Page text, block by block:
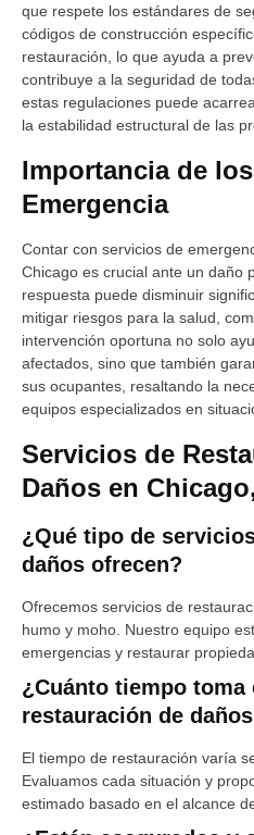
que respete los estándares de
códigos de construcción
restauración, lo que ayuda a
contribuye a la seguridad de
estas regulaciones puede
la estabilidad estructural de las
Importancia de
Emergencia
Contar con servicios de
Chicago es crucial ante un daño
respuesta puede disminuir
mitigar riesgos para la salud,
intervención oportuna no solo
afectados, sino que también
sus ocupantes, resaltando la
equipos especializados en
Servicios de
Daños en
¿Qué tipo de
daños ofrecen?
Ofrecemos servicios de
humo y moho. Nuestro equipo
emergencias y restaurar
¿Cuánto tiempo toma
restauración de
El tiempo de restauración varía
Evaluamos cada situación y
estimado basado en el alcance